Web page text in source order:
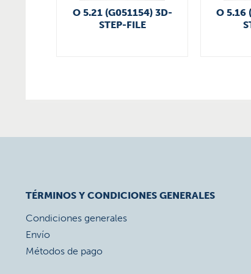
O 5.21 (G051154) 3D-
STEP-FILE
O 5.16
TÉRMINOS Y CONDICIONES GENERALES
Condiciones generales
Envío
Métodos de pago